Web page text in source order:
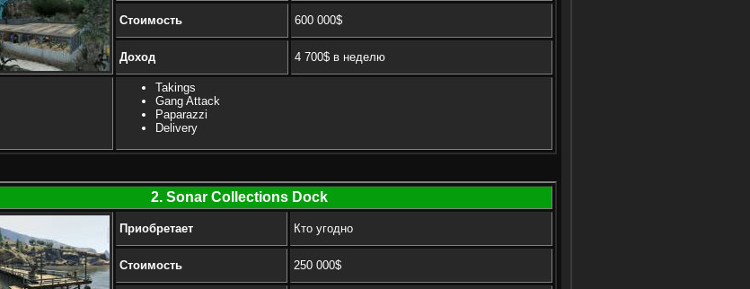
Стоимость 600 000$
Доход 4 700$ в неделю
Takings
Gang Attack
Paparazzi
Delivery
2. Sonar Collections Dock
Приобретает Кто угодно
Стоимость 250 000$